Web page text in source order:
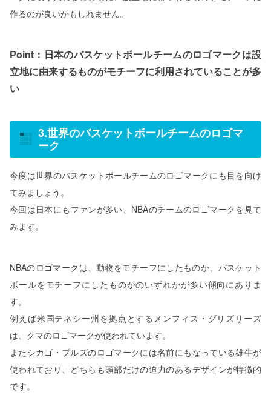
作るのが良いかもしれません。
Point：日本のバスケットボールチームのロゴマークは設
立地に由来するものがモチーフに利用されていることが多
い
3.世界のバスケットボールチームのロゴマ
ーク
今度は世界のバスケットボールチームのロゴマークにも目を向け
てみましょう。
今回は日本にもファンが多い、NBAのチームのロゴマークを見て
みます。
NBAのロゴマークは、動物をモチーフにしたものか、バスケット
ボールをモチーフにしたものかのいずれかが多い傾向にありま
す。
例えば米国テネシー州を拠点とするメンフィス・グリズリーズ
は、クマのロゴマークが使われています。
またシカゴ・ブルズのロゴマークには名前にもなっている雄牛が
使われており、どちらも頭部だけの迫力のあるデザインが特徴的
です。